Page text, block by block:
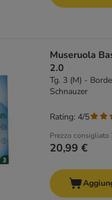
Museruola
2.0
Tg. 3 (M) -
Schnauzer
Prezzo consigliato
20,99 €
Rating: 4/5